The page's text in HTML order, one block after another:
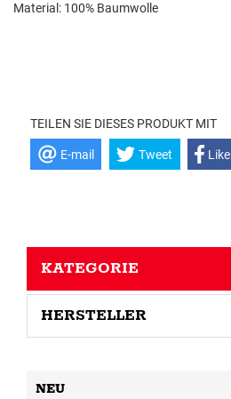
Material: 100% Baumwolle
TEILEN SIE DIESES PRODUKT MIT
E-mail Tweet Like
KATEGORIE
HERSTELLER
NEU